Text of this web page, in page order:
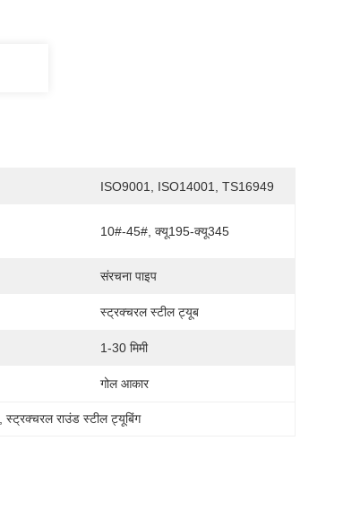
ISO9001, ISO14001, TS16949
10#-45#, क्यू195-क्यू345
संरचना पाइप
स्ट्रक्चरल स्टील ट्यूब
1-30 मिमी
गोल आकार
, स्ट्रक्चरल राउंड स्टील ट्यूबिंग